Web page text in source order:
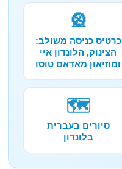
🎡
כרטיס כניסה משולב:
הצינוק, הלונדון איי
ומוזיאון מאדאם טוסו
🗺️
סיורים בעברית
בלונדון